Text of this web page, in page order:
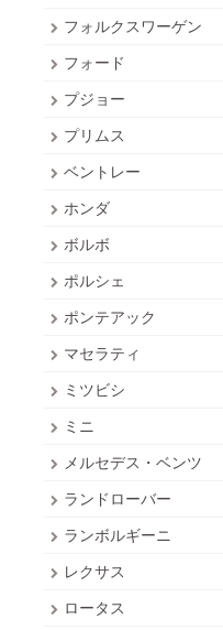
フォルクスワーゲン
フォード
プジョー
プリムス
ベントレー
ホンダ
ボルボ
ポルシェ
ポンテアック
マセラティ
ミツビシ
ミニ
メルセデス・ベンツ
ランドローバー
ランボルギーニ
レクサス
ロータス